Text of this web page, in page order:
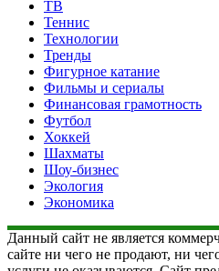
ТВ
Теннис
Технологии
Тренды
Фигурное катание
Фильмы и сериалы
Финансовая грамотность
Футбол
Хоккей
Шахматы
Шоу-бизнес
Экология
Экономика
Данный сайт не является
сайте ни чего не продают, ни